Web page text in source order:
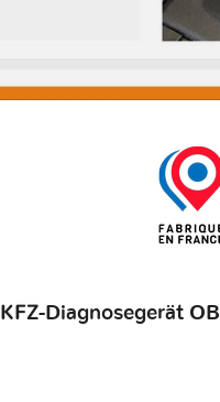
KFZ-Diagnosegerät